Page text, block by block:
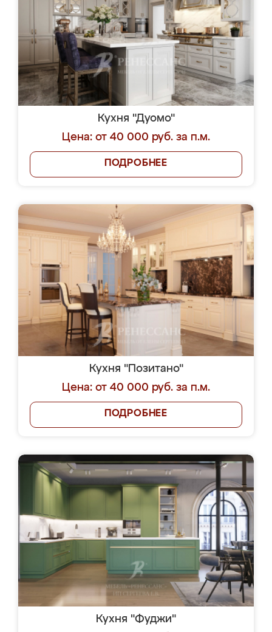
Кухня "Дуомо"
Цена: от 40 000 руб. за п.м.
ПОДРОБНЕЕ
Кухня "Позитано"
Цена: от 40 000 руб. за п.м.
ПОДРОБНЕЕ
Кухня "Фуджи"